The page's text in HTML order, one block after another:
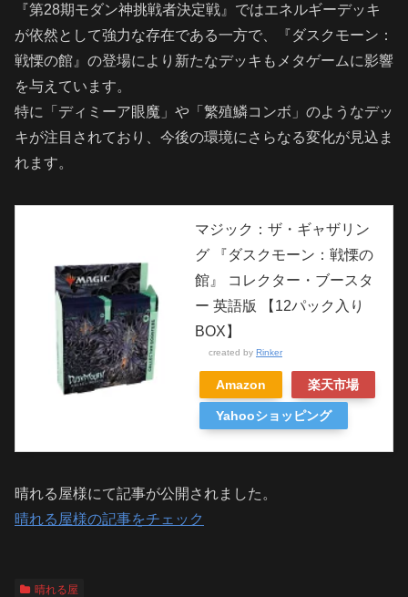
『第28期モダン神挑戦者決定戦』ではエネルギーデッキ
が依然として強力な存在である一方で、『ダスクモーン：
戦慄の館』の登場により新たなデッキもメタゲームに影響
を与えています。
特に「ディミーア眼魔」や「繁殖鱗コンボ」のようなデッ
キが注目されており、今後の環境にさらなる変化が見込ま
れます。
マジック：ザ・ギャザリン
グ 『ダスクモーン：戦慄の
館』 コレクター・ブースタ
ー 英語版 【12パック入り
BOX】
created by Rinker
Amazon 楽天市場
Yahooショッピング
晴れる屋様にて記事が公開されました。
晴れる屋様の記事をチェック
晴れる屋